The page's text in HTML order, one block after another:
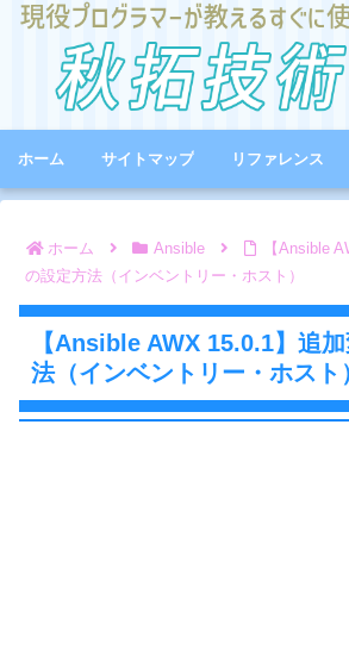
ホーム サイトマップ リファレンス
ホーム Ansible
【Ansible
の設定方法（インベントリー・ホスト）
【Ansible AWX 15.0.1】追
法（インベントリー・ホスト